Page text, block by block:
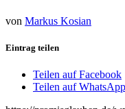
von Markus Kosian
Eintrag teilen
Teilen auf Facebook
Teilen auf WhatsApp